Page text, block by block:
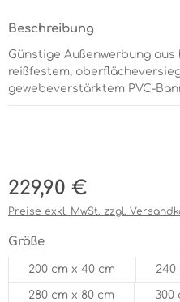
Beschreibung
Günstige Außenwerbung
reißfestem,
gewebeverstärktem PVC-
Regulärer Preis:
229,90 €
Preise exkl. MwSt. zzgl.
Größeauswählen
200 cm x 40 cm 240
280 cm x 80 cm 300